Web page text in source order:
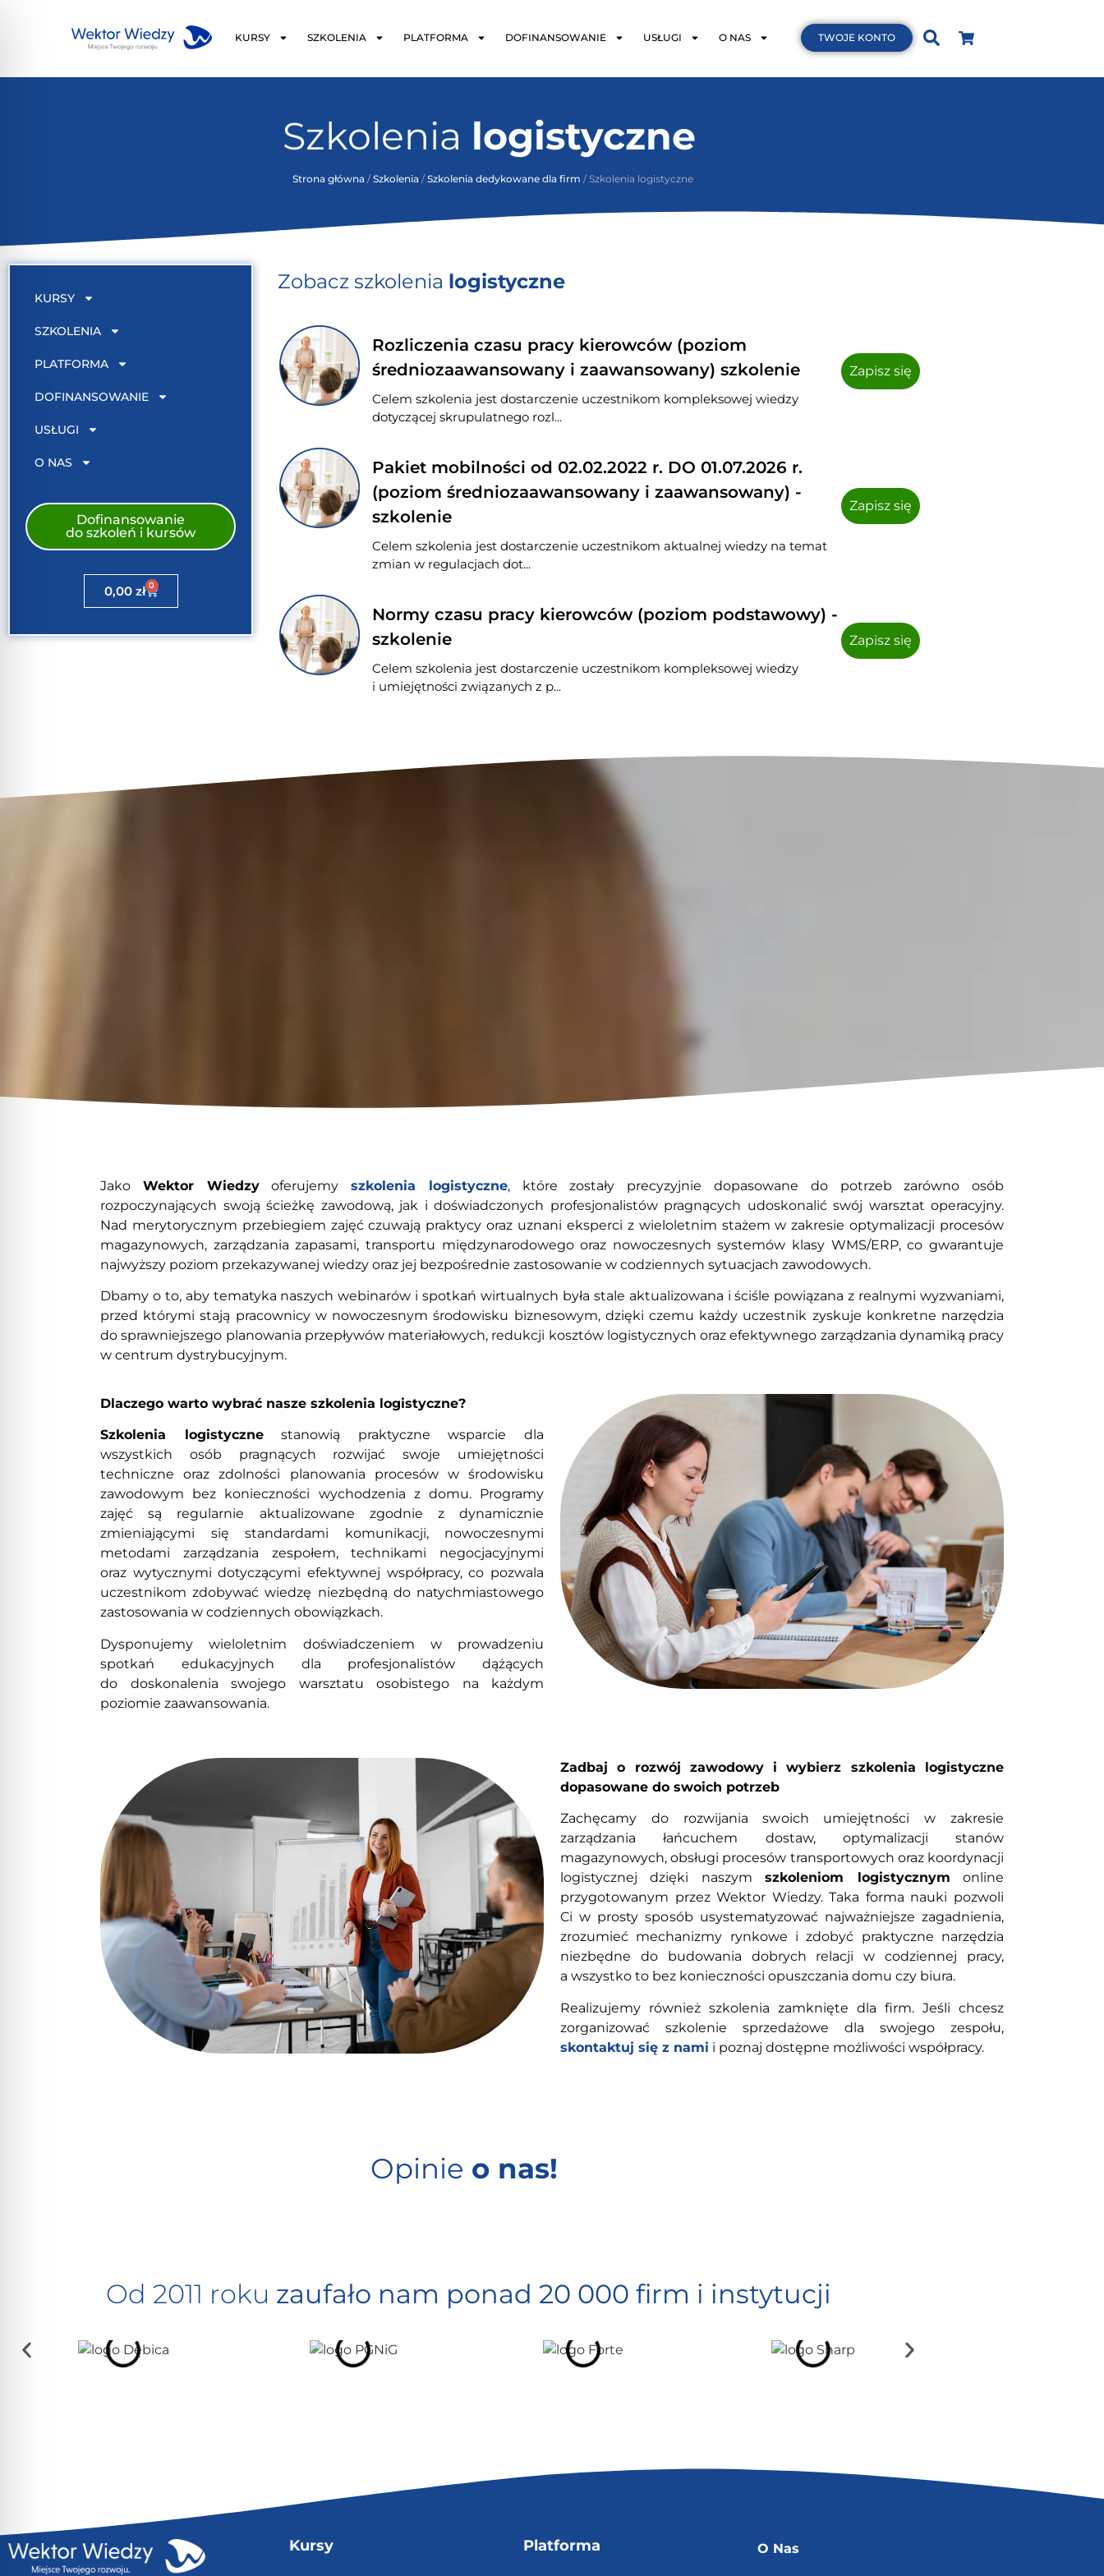
KURSY SZKOLENIA PLATFORMA DOFINANSOWANIE USŁUGI O NAS TWOJE KONTO
Szkolenia logistyczne
Strona główna /Szkolenia /Szkolenia dedykowane dla firm / Szkolenia logistyczne
KURSY
SZKOLENIA
PLATFORMA
DOFINANSOWANIE
USŁUGI
O NAS
Dofinansowanie
do szkoleń i kursów
0,00 zł 0
Zobacz szkolenia logistyczne
Rozliczenia czasu pracy kierowców (poziom
średniozaawansowany i zaawansowany) szkolenie
Celem szkolenia jest dostarczenie uczestnikom kompleksowej wiedzy
dotyczącej skrupulatnego rozl...
Zapisz się
Pakiet mobilności od 02.02.2022 r. DO 01.07.2026 r.
(poziom średniozaawansowany i zaawansowany) -
szkolenie
Celem szkolenia jest dostarczenie uczestnikom aktualnej wiedzy na temat
zmian w regulacjach dot...
Zapisz się
Normy czasu pracy kierowców (poziom podstawowy) -
szkolenie
Celem szkolenia jest dostarczenie uczestnikom kompleksowej wiedzy
i umiejętności związanych z p...
Zapisz się
Jako Wektor Wiedzyoferujemyszkolenia logistyczne, które zostały precyzyjnie dopasowane do potrzeb zarówno osób
rozpoczynających swoją ścieżkę zawodową, jak i doświadczonych profesjonalistów pragnących udoskonalić swój warsztat operacyjny.
Nad merytorycznym przebiegiem zajęć czuwają praktycy oraz uznani eksperci z wieloletnim stażem w zakresie optymalizacji procesów
magazynowych, zarządzania zapasami, transportu międzynarodowego oraz nowoczesnych systemów klasy WMS/ERP, co gwarantuje
najwyższy poziom przekazywanej wiedzy oraz jej bezpośrednie zastosowanie w codziennych sytuacjach zawodowych.
Dbamy o to, aby tematyka naszych webinarów i spotkań wirtualnych była stale aktualizowana i ściśle powiązana z realnymi wyzwaniami,
przed którymi stają pracownicy w nowoczesnym środowisku biznesowym, dzięki czemu każdy uczestnik zyskuje konkretne narzędzia
do sprawniejszego planowania przepływów materiałowych, redukcji kosztów logistycznych oraz efektywnego zarządzania dynamiką pracy
w centrum dystrybucyjnym.
Dlaczego warto wybrać nasze szkolenia logistyczne?
Szkolenia logistycznestanowią praktyczne wsparcie dla
wszystkich osób pragnących rozwijać swoje umiejętności
techniczne oraz zdolności planowania procesów w środowisku
zawodowym bez konieczności wychodzenia z domu. Programy
zajęć są regularnie aktualizowane zgodnie z dynamicznie
zmieniającymi się standardami komunikacji, nowoczesnymi
metodami zarządzania zespołem, technikami negocjacyjnymi
oraz wytycznymi dotyczącymi efektywnej współpracy, co pozwala
uczestnikom zdobywać wiedzę niezbędną do natychmiastowego
zastosowania w codziennych obowiązkach.
Dysponujemy wieloletnim doświadczeniem w prowadzeniu
spotkań edukacyjnych dla profesjonalistów dążących
do doskonalenia swojego warsztatu osobistego na każdym
poziomie zaawansowania.
Zadbaj o rozwój zawodowy i wybierz szkolenia logistyczne
dopasowane do swoich potrzeb
Zachęcamy do rozwijania swoich umiejętności w zakresie
zarządzania łańcuchem dostaw, optymalizacji stanów
magazynowych, obsługi procesów transportowych oraz koordynacji
logistycznej dzięki naszymszkoleniom logistycznym online
przygotowanym przez Wektor Wiedzy. Taka forma nauki pozwoli
Ci w prosty sposób usystematyzować najważniejsze zagadnienia,
zrozumieć mechanizmy rynkowe i zdobyć praktyczne narzędzia
niezbędne do budowania dobrych relacji w codziennej pracy,
a wszystko to bez konieczności opuszczania domu czy biura.
Realizujemy również szkolenia zamknięte dla firm. Jeśli chcesz
zorganizować szkolenie sprzedażowe dla swojego zespołu,
skontaktuj się z nami i poznaj dostępne możliwości współpracy.
Opinie o nas!
Od 2011 roku zaufało nam ponad 20 000 firm i instytucji
Kursy Platforma O Nas